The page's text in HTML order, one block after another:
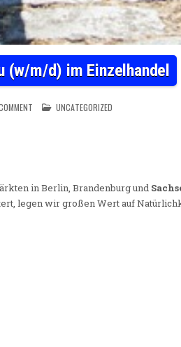
(w/m/d) im Einzelhandel
ON AUSBILDUNG ZUM KAUFMANN / -FRAU
POSTED IN
UNCATEGORIZED
in Berlin, Brandenburg und
legen wir großen Wert auf